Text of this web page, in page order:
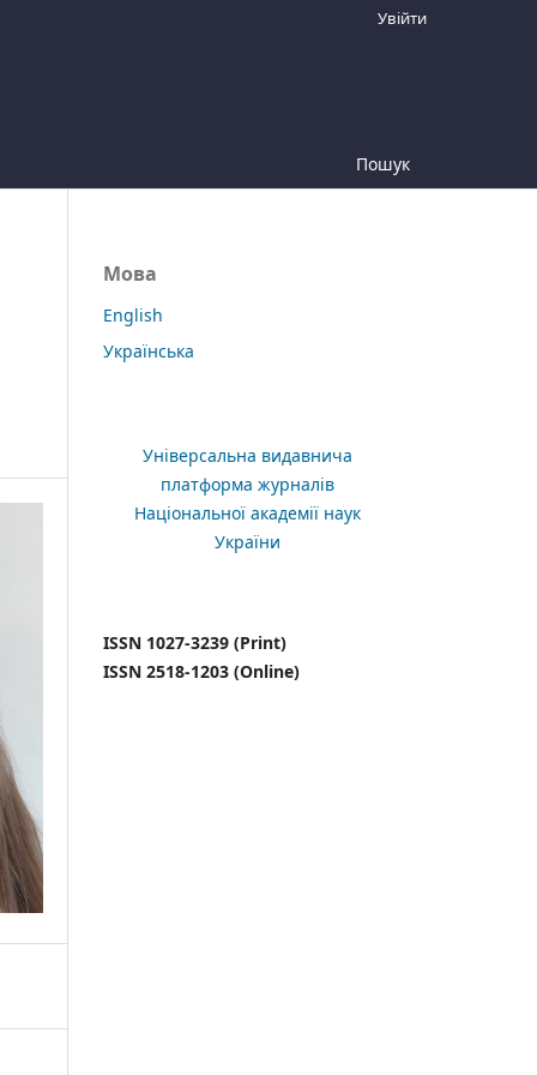
Пошук
Увійти
Мова
English
Українська
Універсальна видавнича
платформа журналів
Національної академії наук
України
ISSN 1027-3239 (Print)
ISSN 2518-1203 (Online)